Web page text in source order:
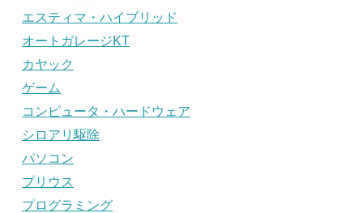
エスティマ・ハイブリッド
オートガレージKT
カヤック
ゲーム
コンピュータ・ハードウェア
シロアリ駆除
パソコン
プリウス
プログラミング